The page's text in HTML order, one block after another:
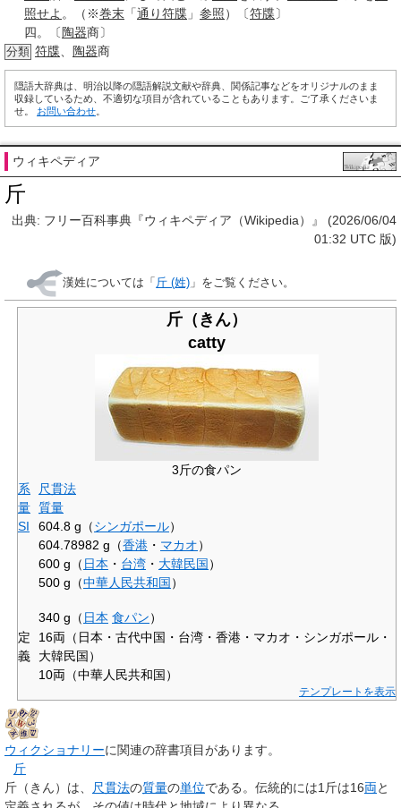
照せよ 。（※巻末 「通り符牒 」 参照）〔符牒〕
四。〔 陶器商〕
分類 符牒 陶器商
隠語大辞典は、明治以降の隠語解説文献や辞典、関係記事などをオリジナルのまま
収録しているため、不適切な項目が含れていることもあります。ご了承くださいま
せ。 お問い合わせ
ウィキペディア
斤
出典: フリー百科事典『ウィキペディア（Wikipedia）』 (2026/06/04
01:32 UTC 版)
漢姓については「 斤 (姓) 」をご覧ください。
斤（きん）
catty
3斤の食パン
系
尺貫法
量 質量
SI
604.8 g（シンガポール）
604.78982 g（香港 ・ マカオ）
600 g（ 日本 ・ 台湾 ・ 大韓民国）
500 g（中華人民共和国）
340 g（ 日本 食パン）
定
義
16両（日本・古代中国・台湾・香港・マカオ・シンガポール・
大韓民国）
10両（中華人民共和国）
テンプレートを表示
ウィクショナリーに関連の辞書項目があります。
斤
斤 （きん）は、 尺貫法の質量の単位である。伝統的には1斤は16両と